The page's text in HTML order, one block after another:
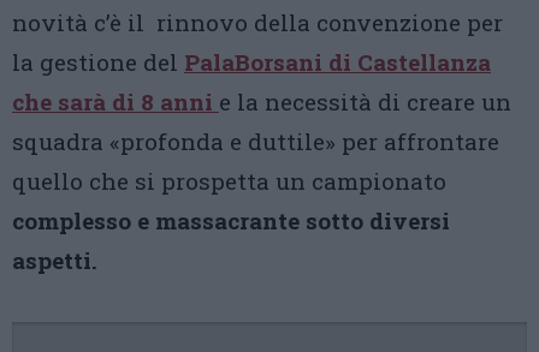
novità c’è il rinnovo della convenzione per
la gestione del PalaBorsani di Castellanza
che sarà di 8 anni e la necessità di creare un
squadra «profonda e duttile» per affrontare
quello che si prospetta un campionato
complesso e massacrante sotto diversi
aspetti.